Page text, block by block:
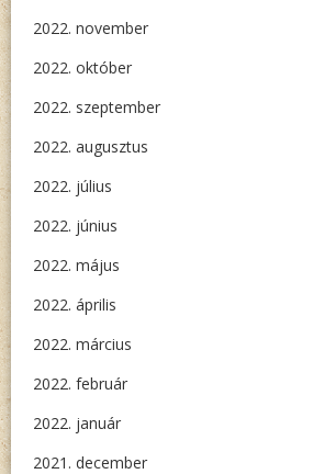
2022. november
2022. október
2022. szeptember
2022. augusztus
2022. július
2022. június
2022. május
2022. április
2022. március
2022. február
2022. január
2021. december